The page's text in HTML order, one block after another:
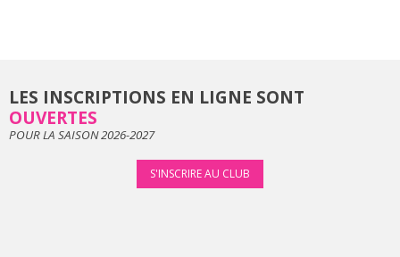
LES INSCRIPTIONS EN LIGNE SONT
OUVERTES
POUR LA SAISON 2026-2027
S'INSCRIRE AU CLUB